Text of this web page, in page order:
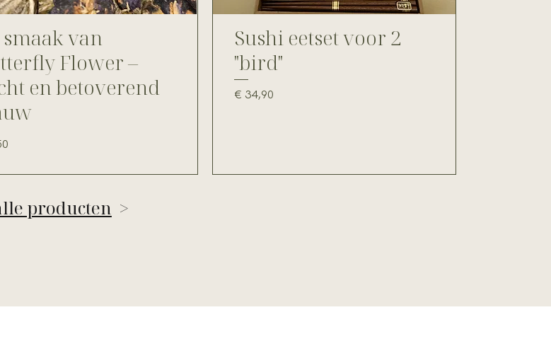
smaak van
Flower –
en betoverend
Sushi eetset voor 2
"bird"
Prijs
€ 34,90
producten >